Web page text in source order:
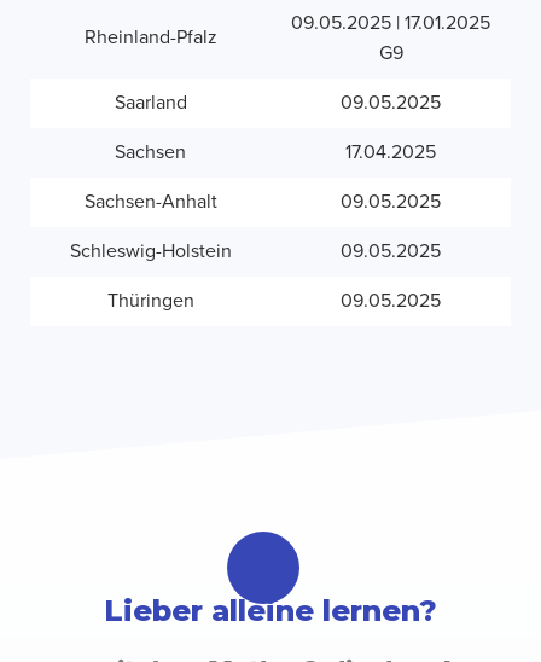
Rheinland-Pfalz
09.05.2025 | 17.01.2025
G9
Saarland 09.05.2025
Sachsen 17.04.2025
Sachsen-Anhalt 09.05.2025
Schleswig-Holstein 09.05.2025
Thüringen 09.05.2025
Lieber alleine lernen?